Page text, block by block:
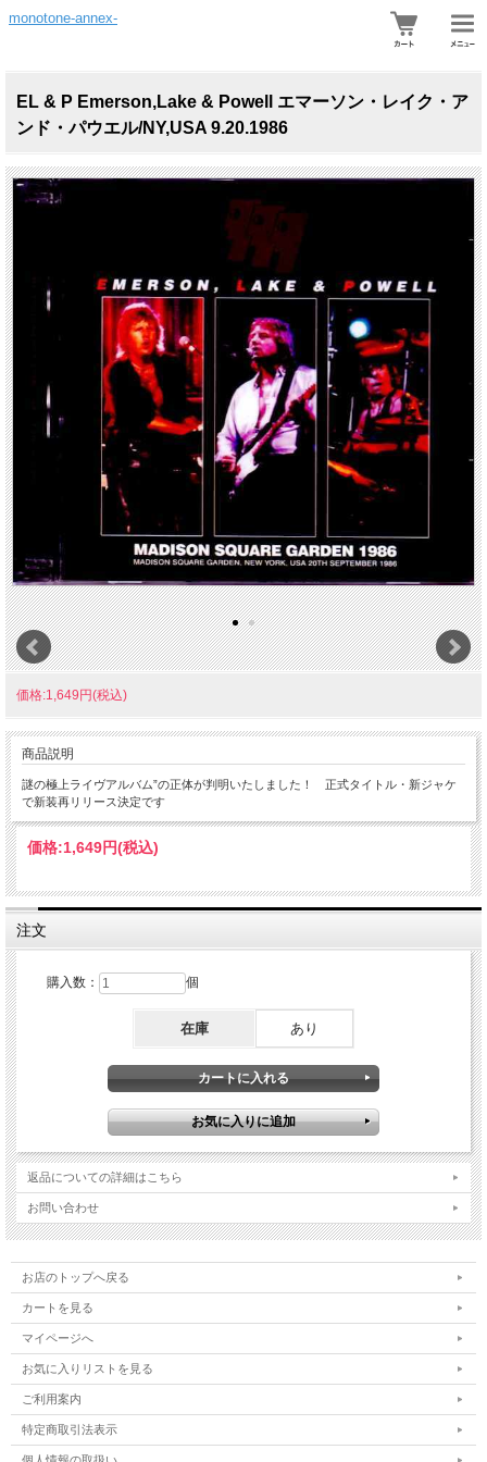
monotone-annex-
EL & P Emerson,Lake & Powell エマーソン・レイク・ア
ンド・パウエル/NY,USA 9.20.1986
価格:1,649円(税込)
商品説明
謎の極上ライヴアルバム”の正体が判明いたしました！ 正式タイトル・新ジャケ
で新装再リリース決定です
価格:1,649円(税込)
注文
購入数： 個
在庫 あり
返品についての詳細はこちら
お問い合わせ
お店のトップへ戻る
カートを見る
マイページへ
お気に入りリストを見る
ご利用案内
特定商取引法表示